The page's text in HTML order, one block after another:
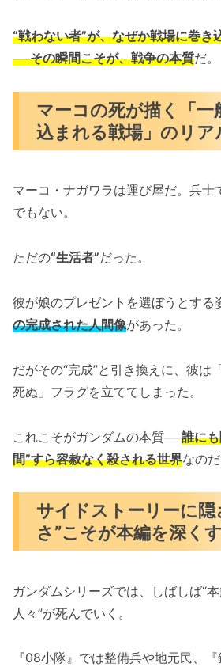
“戦わない者”が、なぜか戦場に巻き
──その瞬間こそが、戦争の本質だ。
マーコの死が描く「一
込まれる戦場」のリア
マーコ・ナガワラは運び屋だ。兵士
でもない。
ただの“生活者”だった。
彼が娘のプレゼントを選ぼうとする
の完成された人間像があった。
だがその“完成”と引き換えに、彼は
死ぬ」フラグを立ててしまった。
これこそがガンダムの本質──誰に
間”すら容赦なく殺される世界なのだ
サイドストーリーに隠
さ”こそが本編を深く
ガンダムシリーズでは、しばしば“
人々”が死んでいく。
『08小隊』では整備兵や地元民、